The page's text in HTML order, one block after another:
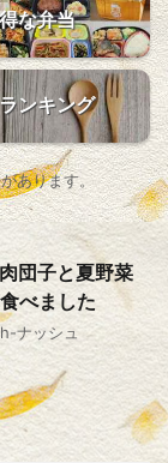
な弁当
ンキング
あります。
団子と夏野菜
べました
ナッシュ